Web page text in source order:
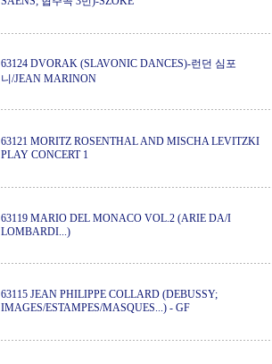
63124 DVORAK (SLAVONIC DANCES)-런던 심포
니/JEAN MARINON
63121 MORITZ ROSENTHAL AND MISCHA LEVITZKI
PLAY CONCERT 1
63119 MARIO DEL MONACO VOL.2 (ARIE DA/I
LOMBARDI...)
63115 JEAN PHILIPPE COLLARD (DEBUSSY;
IMAGES/ESTAMPES/MASQUES...) - GF